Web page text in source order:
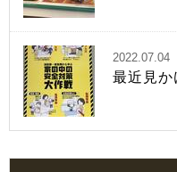
2022.07.04
最近見か